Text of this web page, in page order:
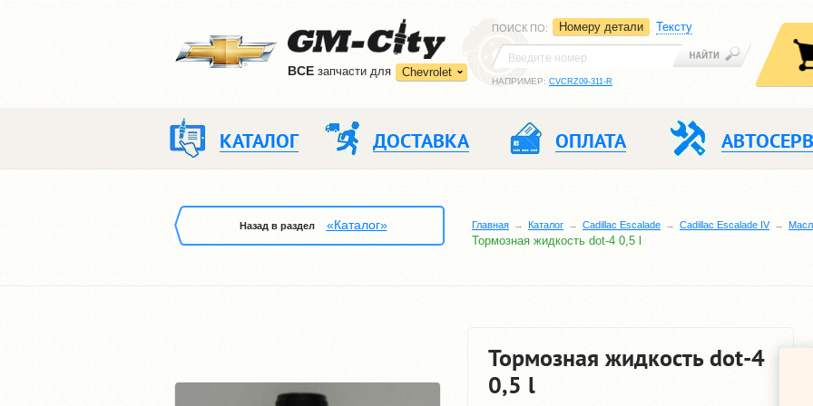
ВCE запчасти для Chevrolet
ПОИСК ПО: Номеру детали Тексту
НАПРИМЕР: CVCRZ09-311-R
КАТАЛОГ ДОСТАВКА ОПЛАТА
Назад в раздел «Каталог» Главная Каталог Cadillac Escalade Cadillac Escalade IV
Тормозная жидкость dot-4 0,5 l
Тормозная жидкость dot-4
0,5 l